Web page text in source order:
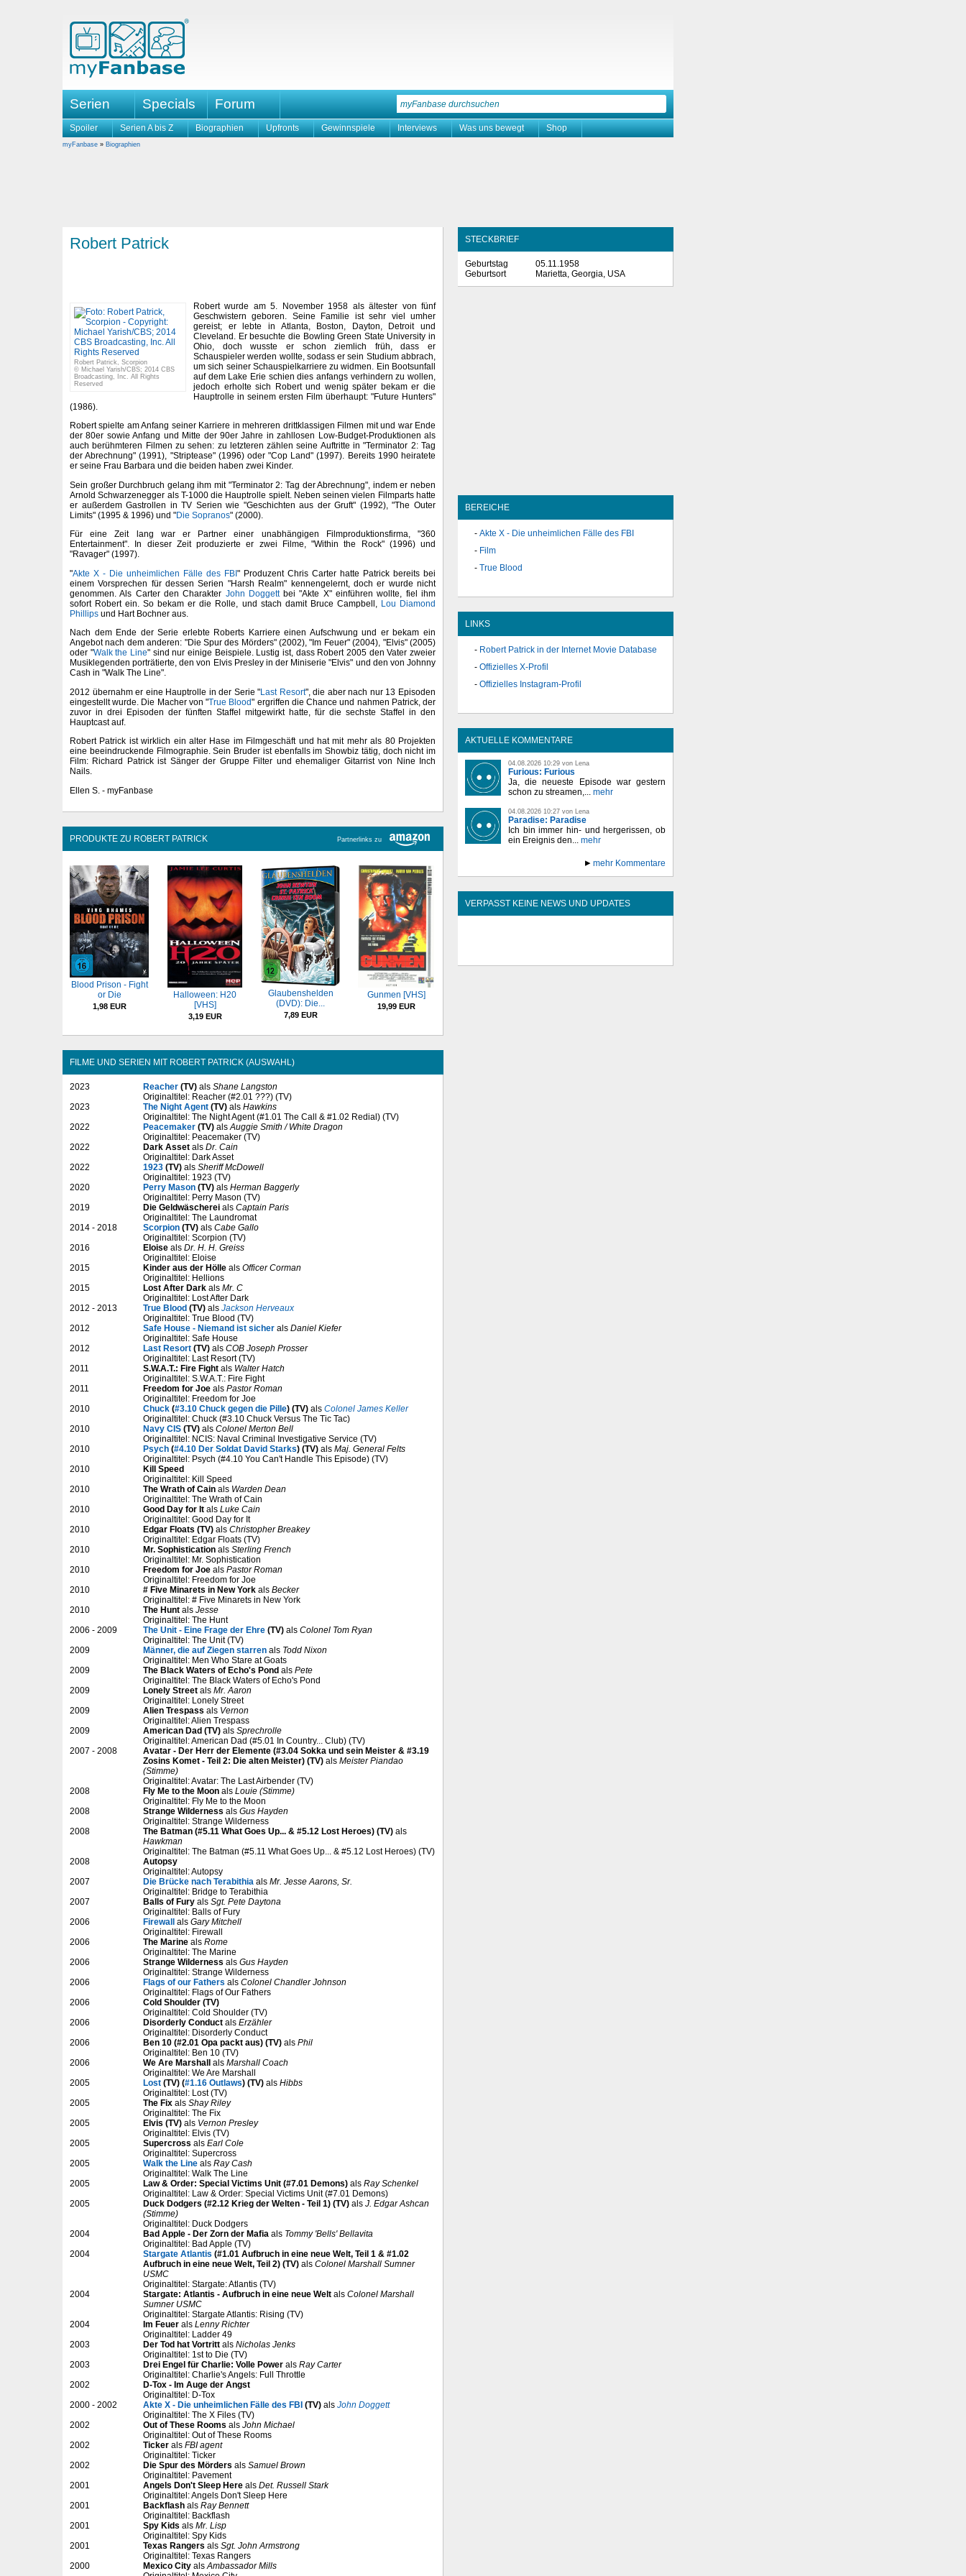
Serien Specials Forum
Spoiler Serien A bis Z Biographien Upfronts Gewinnspiele Interviews Was uns bewegt Shop
myFanbase » Biographien
Robert Patrick
Robert Patrick, Scorpion
© Michael Yarish/CBS; 2014 CBS
Broadcasting, Inc. All Rights
Reserved
Robert wurde am 5. November 1958 als ältester von fünf
Geschwistern geboren. Seine Familie ist sehr viel umher
gereist; er lebte in Atlanta, Boston, Dayton, Detroit und
Cleveland. Er besuchte die Bowling Green State University in
Ohio, doch wusste er schon ziemlich früh, dass er
Schauspieler werden wollte, sodass er sein Studium abbrach,
um sich seiner Schauspielkarriere zu widmen. Ein Bootsunfall
auf dem Lake Erie schien dies anfangs verhindern zu wollen,
jedoch erholte sich Robert und wenig später bekam er die
Hauptrolle in seinem ersten Film überhaupt: "Future Hunters"
(1986).
Robert spielte am Anfang seiner Karriere in mehreren drittklassigen Filmen mit und war Ende
der 80er sowie Anfang und Mitte der 90er Jahre in zahllosen Low-Budget-Produktionen als
auch berühmteren Filmen zu sehen: zu letzteren zählen seine Auftritte in "Terminator 2: Tag
der Abrechnung" (1991), "Striptease" (1996) oder "Cop Land" (1997). Bereits 1990 heiratete
er seine Frau Barbara und die beiden haben zwei Kinder.
Sein großer Durchbruch gelang ihm mit "Terminator 2: Tag der Abrechnung", indem er neben
Arnold Schwarzenegger als T-1000 die Hauptrolle spielt. Neben seinen vielen Filmparts hatte
er außerdem Gastrollen in TV Serien wie "Geschichten aus der Gruft" (1992), "The Outer
Limits" (1995 & 1996) und "Die Sopranos" (2000).
Für eine Zeit lang war er Partner einer unabhängigen Filmproduktionsfirma, "360
Entertainment". In dieser Zeit produzierte er zwei Filme, "Within the Rock" (1996) und
"Ravager" (1997).
"Akte X - Die unheimlichen Fälle des FBI" Produzent Chris Carter hatte Patrick bereits bei
einem Vorsprechen für dessen Serien "Harsh Realm" kennengelernt, doch er wurde nicht
genommen. Als Carter den Charakter John Doggettbei "Akte X" einführen wollte, fiel ihm
sofort Robert ein. So bekam er die Rolle, und stach damit Bruce Campbell, Lou Diamond
Phillips und Hart Bochner aus.
Nach dem Ende der Serie erlebte Roberts Karriere einen Aufschwung und er bekam ein
Angebot nach dem anderen: "Die Spur des Mörders" (2002), "Im Feuer" (2004), "Elvis" (2005)
oder "Walk the Line" sind nur einige Beispiele. Lustig ist, dass Robert 2005 den Vater zweier
Musiklegenden porträtierte, den von Elvis Presley in der Miniserie "Elvis" und den von Johnny
Cash in "Walk The Line".
2012 übernahm er eine Hauptrolle in der Serie "Last Resort", die aber nach nur 13 Episoden
eingestellt wurde. Die Macher von "True Blood" ergriffen die Chance und nahmen Patrick, der
zuvor in drei Episoden der fünften Staffel mitgewirkt hatte, für die sechste Staffel in den
Hauptcast auf.
Robert Patrick ist wirklich ein alter Hase im Filmgeschäft und hat mit mehr als 80 Projekten
eine beeindruckende Filmographie. Sein Bruder ist ebenfalls im Showbiz tätig, doch nicht im
Film: Richard Patrick ist Sänger der Gruppe Filter und ehemaliger Gitarrist von Nine Inch
Nails.
Ellen S. - myFanbase
Partnerlinks zu
PRODUKTE ZU ROBERT PATRICK
Blood Prison - Fight
or Die
1,98 EUR
Halloween: H20
[VHS]
3,19 EUR
Glaubenshelden
(DVD): Die...
7,89 EUR
Gunmen [VHS]
19,99 EUR
FILME UND SERIEN MIT ROBERT PATRICK (AUSWAHL)
2023 Reacher (TV) als Shane Langston
Originaltitel: Reacher (#2.01 ???) (TV)
2023
The Night Agent (TV) als Hawkins
Originaltitel: The Night Agent (#1.01 The Call & #1.02 Redial) (TV)
2022
Peacemaker (TV) alsAuggie Smith / White Dragon
Originaltitel: Peacemaker (TV)
2022
Dark Asset als Dr. Cain
Originaltitel: Dark Asset
2022
1923 (TV) als Sheriff McDowell
Originaltitel: 1923 (TV)
2020
Perry Mason (TV) als Herman Baggerly
Originaltitel: Perry Mason (TV)
2019
Die Geldwäscherei als Captain Paris
Originaltitel: The Laundromat
2014 - 2018
Scorpion (TV) als Cabe Gallo
Originaltitel: Scorpion (TV)
2016
Eloise als Dr. H. H. Greiss
Originaltitel: Eloise
2015
Kinder aus der Hölle als Officer Corman
Originaltitel: Hellions
2015
Lost After Dark als Mr. C
Originaltitel: Lost After Dark
2012 - 2013
True Blood (TV) als Jackson Herveaux
Originaltitel: True Blood (TV)
2012
Safe House - Niemand ist sicher als Daniel Kiefer
Originaltitel: Safe House
2012
Last Resort (TV) als COB Joseph Prosser
Originaltitel: Last Resort (TV)
2011
S.W.A.T.: Fire Fight als Walter Hatch
Originaltitel: S.W.A.T.: Fire Fight
2011
Freedom for Joe als Pastor Roman
Originaltitel: Freedom for Joe
2010
Chuck (#3.10 Chuck gegen die Pille) (TV) als Colonel James Keller
Originaltitel: Chuck (#3.10 Chuck Versus The Tic Tac)
2010
Navy CIS (TV) als Colonel Merton Bell
Originaltitel: NCIS: Naval Criminal Investigative Service (TV)
2010
Psych (#4.10 Der Soldat David Starks) (TV) als Maj. General Felts
Originaltitel: Psych (#4.10 You Can't Handle This Episode) (TV)
2010
Kill Speed
Originaltitel: Kill Speed
2010
The Wrath of Cain als Warden Dean
Originaltitel: The Wrath of Cain
2010
Good Day for It als Luke Cain
Originaltitel: Good Day for It
2010
Edgar Floats (TV) als Christopher Breakey
Originaltitel: Edgar Floats (TV)
2010
Mr. Sophistication als Sterling French
Originaltitel: Mr. Sophistication
2010
Freedom for Joe als Pastor Roman
Originaltitel: Freedom for Joe
2010
# Five Minarets in New York als Becker
Originaltitel: # Five Minarets in New York
2010
The Hunt als Jesse
Originaltitel: The Hunt
2006 - 2009
The Unit - Eine Frage der Ehre (TV) als Colonel Tom Ryan
Originaltitel: The Unit (TV)
2009
Männer, die auf Ziegen starren als Todd Nixon
Originaltitel: Men Who Stare at Goats
2009
The Black Waters of Echo's Pond als Pete
Originaltitel: The Black Waters of Echo's Pond
2009
Lonely Street als Mr. Aaron
Originaltitel: Lonely Street
2009
Alien Trespass als Vernon
Originaltitel: Alien Trespass
2009
American Dad (TV) als Sprechrolle
Originaltitel: American Dad (#5.01 In Country... Club) (TV)
2007 - 2008
Avatar - Der Herr der Elemente (#3.04 Sokka und sein Meister & #3.19
Zosins Komet - Teil 2: Die alten Meister) (TV) als Meister Piandao
(Stimme)
Originaltitel: Avatar: The Last Airbender (TV)
2008
Fly Me to the Moon als Louie (Stimme)
Originaltitel: Fly Me to the Moon
2008
Strange Wilderness als Gus Hayden
Originaltitel: Strange Wilderness
2008
The Batman (#5.11 What Goes Up... & #5.12 Lost Heroes) (TV) als
Hawkman
Originaltitel: The Batman (#5.11 What Goes Up... & #5.12 Lost Heroes) (TV)
2008
Autopsy
Originaltitel: Autopsy
2007
Die Brücke nach Terabithia als Mr. Jesse Aarons, Sr.
Originaltitel: Bridge to Terabithia
2007
Balls of Fury als Sgt. Pete Daytona
Originaltitel: Balls of Fury
2006
Firewall als Gary Mitchell
Originaltitel: Firewall
2006
The Marine als Rome
Originaltitel: The Marine
2006
Strange Wilderness als Gus Hayden
Originaltitel: Strange Wilderness
2006
Flags of our Fathers als Colonel Chandler Johnson
Originaltitel: Flags of Our Fathers
2006
Cold Shoulder (TV)
Originaltitel: Cold Shoulder (TV)
2006
Disorderly Conduct als Erzähler
Originaltitel: Disorderly Conduct
2006
Ben 10 (#2.01 Opa packt aus) (TV) als Phil
Originaltitel: Ben 10 (TV)
2006
We Are Marshall als Marshall Coach
Originaltitel: We Are Marshall
2005
Lost (TV) (#1.16 Outlaws) (TV) als Hibbs
Originaltitel: Lost (TV)
2005
The Fix als Shay Riley
Originaltitel: The Fix
2005
Elvis (TV) als Vernon Presley
Originaltitel: Elvis (TV)
2005
Supercross als Earl Cole
Originaltitel: Supercross
2005
Walk the Line als Ray Cash
Originaltitel: Walk The Line
2005
Law & Order: Special Victims Unit (#7.01 Demons) als Ray Schenkel
Originaltitel: Law & Order: Special Victims Unit (#7.01 Demons)
2005
Duck Dodgers (#2.12 Krieg der Welten - Teil 1) (TV) als J. Edgar Ashcan
(Stimme)
Originaltitel: Duck Dodgers
2004
Bad Apple - Der Zorn der Mafia als Tommy 'Bells' Bellavita
Originaltitel: Bad Apple (TV)
2004
Stargate Atlantis (#1.01 Aufbruch in eine neue Welt, Teil 1 & #1.02
Aufbruch in eine neue Welt, Teil 2) (TV) als Colonel Marshall Sumner
USMC
Originaltitel: Stargate: Atlantis (TV)
2004
Stargate: Atlantis - Aufbruch in eine neue Welt als Colonel Marshall
Sumner USMC
Originaltitel: Stargate Atlantis: Rising (TV)
2004
Im Feuer als Lenny Richter
Originaltitel: Ladder 49
2003
Der Tod hat Vortritt als Nicholas Jenks
Originaltitel: 1st to Die (TV)
2003
Drei Engel für Charlie: Volle Power als Ray Carter
Originaltitel: Charlie's Angels: Full Throttle
2002
D-Tox - Im Auge der Angst
Originaltitel: D-Tox
2000 - 2002
Akte X - Die unheimlichen Fälle des FBI (TV) als John Doggett
Originaltitel: The X Files (TV)
2002
Out of These Rooms als John Michael
Originaltitel: Out of These Rooms
2002
Ticker als FBI agent
Originaltitel: Ticker
2002
Die Spur des Mörders als Samuel Brown
Originaltitel: Pavement
2001
Angels Don't Sleep Here als Det. Russell Stark
Originaltitel: Angels Don't Sleep Here
2001
Backflash als Ray Bennett
Originaltitel: Backflash
2001
Spy Kids als Mr. Lisp
Originaltitel: Spy Kids
2001
Texas Rangers als Sgt. John Armstrong
Originaltitel: Texas Rangers
2000
Mexico City alsAmbassador Mills
STECKBRIEF
Geburtstag
05.11.1958
Geburtsort
Marietta, Georgia, USA
BEREICHE
Akte X - Die unheimlichen Fälle des FBI
Film
True Blood
LINKS
Robert Patrick in der Internet Movie Database
Offizielles X-Profil
Offizielles Instagram-Profil
AKTUELLE KOMMENTARE
04.08.2026 10:29 von Lena
Furious: Furious
Ja, die neueste Episode war gestern
schon zu streamen,... mehr
04.08.2026 10:27 von Lena
Paradise: Paradise
Ich bin immer hin- und hergerissen, ob
ein Ereignis den... mehr
mehr Kommentare
VERPASST KEINE NEWS UND UPDATES